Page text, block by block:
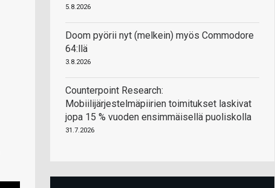
5.8.2026
Doom pyörii nyt (melkein) myös Commodore
64:llä
3.8.2026
Counterpoint Research:
Mobiilijärjestelmäpiirien toimitukset laskivat
jopa 15 % vuoden ensimmäisellä puoliskolla
31.7.2026